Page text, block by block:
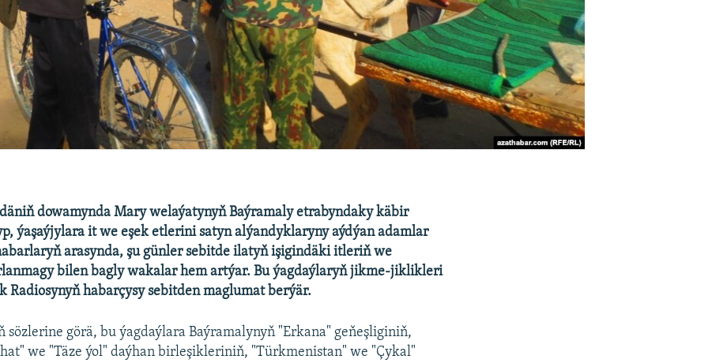
dowamynda Mary welaýatynyň Baýramaly etrabyndaky käbir
ýaşaýjylara it we eşek etlerini satyn alýandyklaryny aýdýan adamlar
arasynda, şu günler sebitde ilatyň işigindäki itleriň we
bilen bagly wakalar hem artýar. Bu ýagdaýlaryň jikme-jiklikleri
Radiosynyň habarçysy sebitden maglumat berýär.
sözlerine görä, bu ýagdaýlara Baýramalynyň "Erkana" geňeşliginiň,
we "Täze ýol" daýhan birleşikleriniň, "Türkmenistan" we "Çykal"